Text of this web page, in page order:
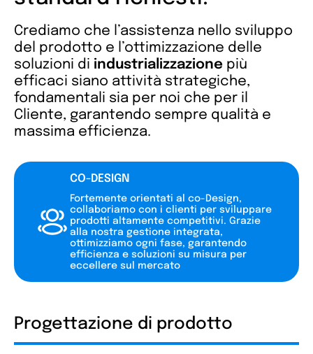
Crediamo che l’assistenza nello sviluppo
del prodotto e l’ottimizzazione delle
soluzioni di industrializzazione più
efficaci siano attività strategiche,
fondamentali sia per noi che per il
Cliente, garantendo sempre qualità e
massima efficienza.
CO-DESIGN
Fortemente orientati al co-Design,
collaboriamo con i clienti per sviluppare
prodotti altamente competitivi. Grazie
alla nostra gestione integrata,
ottimizziamo ogni fase, garantendo
efficienza e soluzioni su misura per
eccellere sul mercato
Progettazione di prodotto